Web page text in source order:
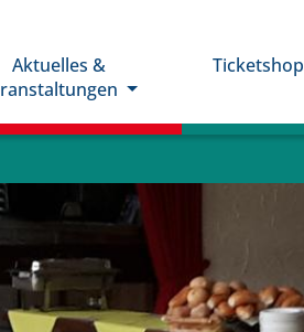
Aktuelles &
Ticketshop